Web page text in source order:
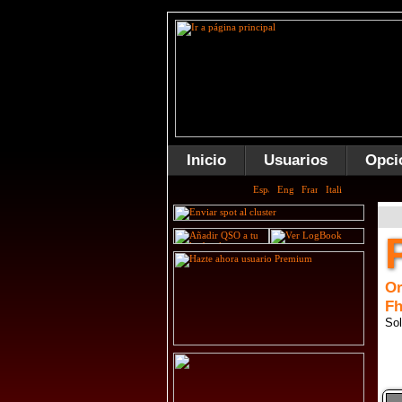
Inicio Usuarios
Fh